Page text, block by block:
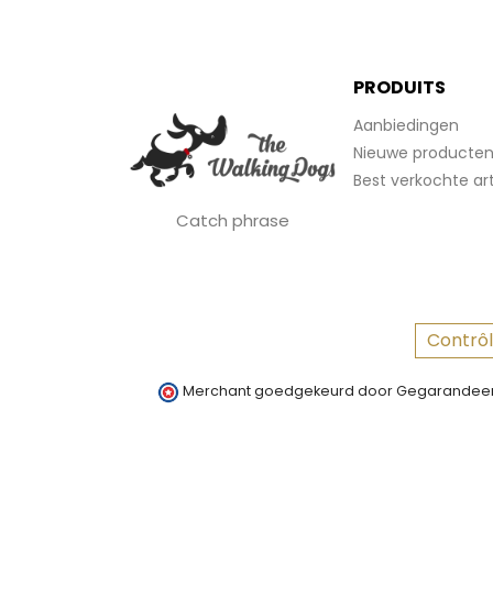
Catch phrase
PRODUITS
Aanbiedingen
Nieuwe producten
Best verkochte
Merchant goedgekeurd door